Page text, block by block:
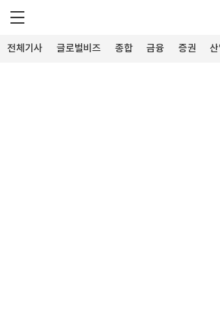
전체기사 글로벌비즈 종합 금융 증권